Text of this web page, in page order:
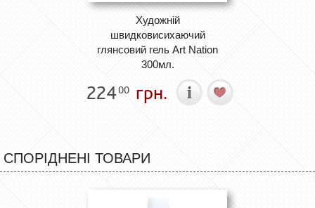
Художній
швидковисихаючий
глянсовий гель Art Nation
300мл.
22400 грн.
СПОРІДНЕНІ ТОВАРИ